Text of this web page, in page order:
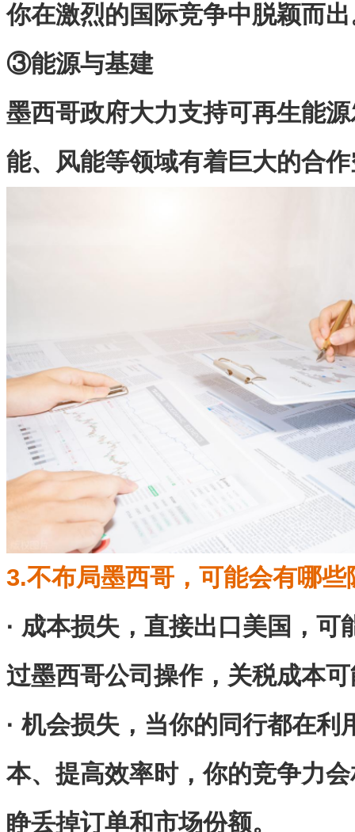
你在激烈的国际竞争中脱颖而
③能源与基建
墨西哥政府大力支持可再生能
能、风能等领域有着巨大的合
3.不布局墨西哥，可能会有哪些
· 成本损失，直接出口美国，可
过墨西哥公司操作，关税成本
· 机会损失，当你的同行都在利
本、提高效率时，你的竞争力
睁丢掉订单和市场份额。